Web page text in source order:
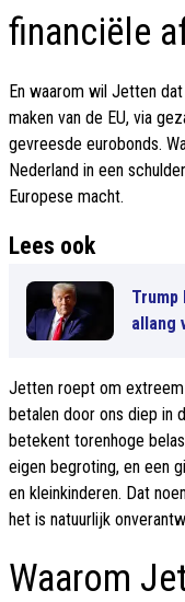
financiële
En waarom wil Jetten
maken van de EU, via
gevreesde eurobonds.
Nederland in een
Europese macht.
Lees ook
allang
Jetten roept om
betalen door ons diep in
betekent torenhoge
eigen begroting, en een
en kleinkinderen. Dat
het is natuurlijk
Waarom